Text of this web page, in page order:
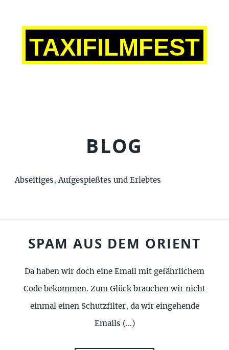
TAXIFILMFEST
BLOG
Abseitiges, Aufgespießtes und Erlebtes
SPAM AUS DEM ORIENT
Da haben wir doch eine Email mit gefährlichem
Code bekommen. Zum Glück brauchen wir nicht
einmal einen Schutzfilter, da wir eingehende
Emails (…)